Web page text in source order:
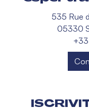
535 Rue
05330